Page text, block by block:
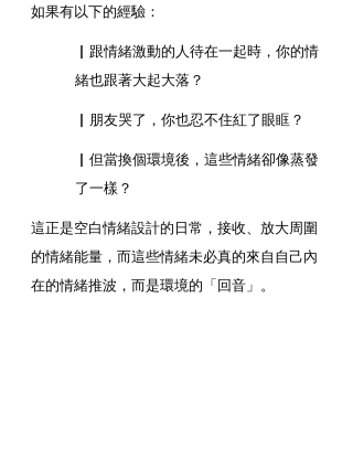
如果有以下的經驗：
▏跟情緒激動的人待在一起時，你的情
緒也跟著大起大落？
▏朋友哭了，你也忍不住紅了眼眶？
▏但當換個環境後，這些情緒卻像蒸發
了一樣？
這正是空白情緒設計的日常，接收、放大周圍
的情緒能量，而這些情緒未必真的來自自己內
在的情緒推波，而是環境的「回音」。